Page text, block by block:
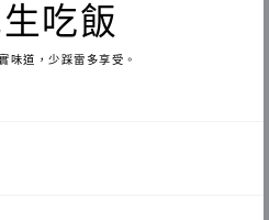
吃飯
味道，少踩雷多享受。